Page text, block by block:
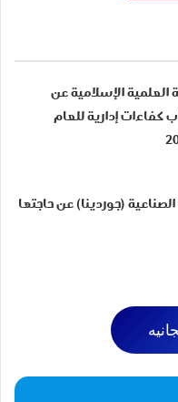
العلمية الإسلامية عن
كفاءات إدارية للعام
(جوردينا) عن حاجتها